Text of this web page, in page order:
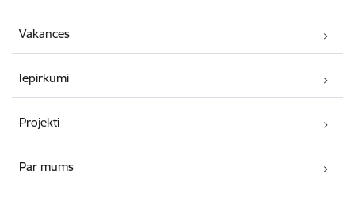
Vakances
Iepirkumi
Projekti
Par mums